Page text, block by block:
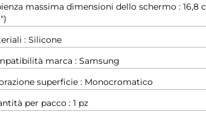
massima dimensioni dello schermo : 16,8
: Silicone
marca : Samsung
superficie : Monocromatico
per pacco : 1 pz